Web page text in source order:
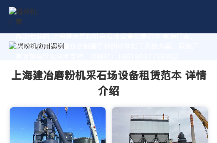
作为专业的 上海建冶磨粉机采石场设备租赁范本 制造厂家，
我们致力于为您量身定制高价值的粉体加工系统方案。获取厂
上海建冶磨粉机采石场设备租赁范本 详情
介绍